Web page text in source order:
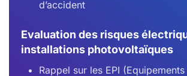
d’accident
Evaluation des risques
installations photovoltaïques
Rappel sur les EPI